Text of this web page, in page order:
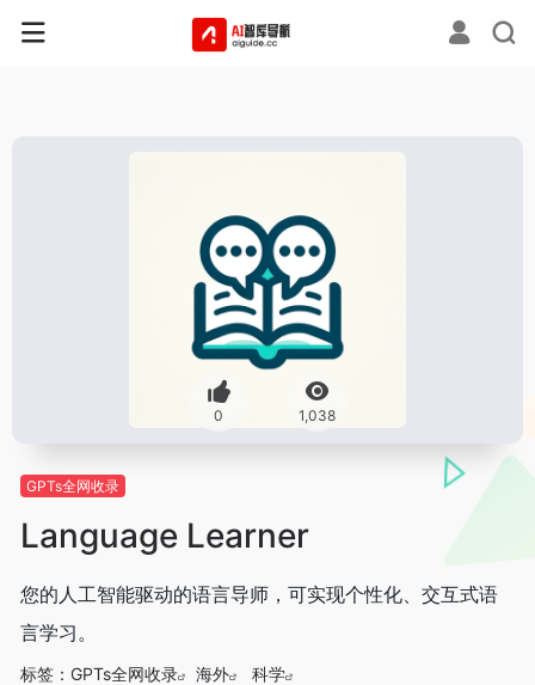
0 1,038
GPTs全网收录
Language Learner
您的人工智能驱动的语言导师，可实现个性化、交互式语
言学习。
标签： GPTs全网收录 海外 科学